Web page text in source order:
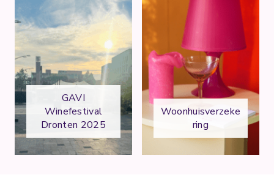
GAVI
Winefestival
Dronten 2025
Woonhuisverzeke
ring